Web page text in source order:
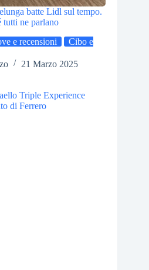
batte Lidl sul tempo.
tutti ne parlano
e recensioni
Cibo e
21 Marzo 2025